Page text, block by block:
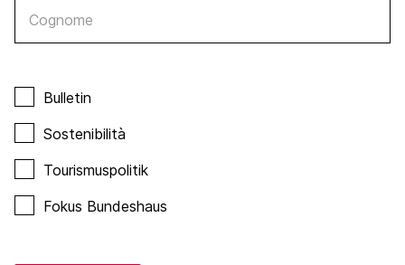
Cognome
Bulletin
Sostenibilità
Tourismuspolitik
Fokus Bundeshaus